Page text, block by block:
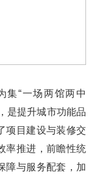
“一场两馆两中
是提升城市功能品
项目建设与装修交
率推进，前瞻性统
障与服务配套，加